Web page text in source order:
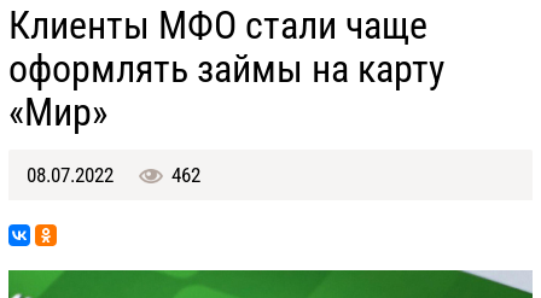
Клиенты МФО стали чаще
оформлять займы на карту
«Мир»
08.07.2022 462